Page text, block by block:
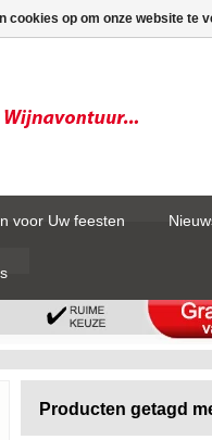
voor Uw feesten
Producten getagd
cookies op om onze website te